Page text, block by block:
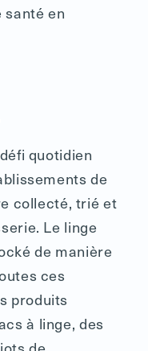
santé en
quotidien
de
collecté, trié et
Le linge
de manière
ces
produits
à linge, des